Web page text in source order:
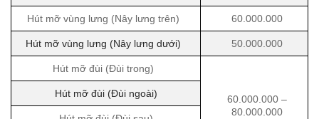
Hút mỡ vùng lưng (Nây lưng trên) 60.000.000
Hút mỡ vùng lưng (Nây lưng dưới) 50.000.000
Hút mỡ đùi (Đùi trong)
60.000.000 –
80.000.000
Hút mỡ đùi (Đùi ngoài)